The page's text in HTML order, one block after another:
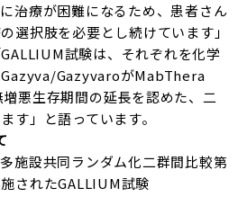
治療が困難になるため、患者さん
選択肢を必要とし続けています」
試験は、それぞれを化学
GazyvaroがMabThera
悪生存期間の延長を認めた、二
す」と語っています。
施設共同ランダム化二群間比較第
されたGALLIUM試験